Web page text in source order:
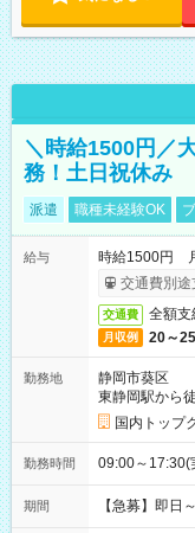
＼時給1500円／
務！土日祝休み
派遣 職種未経験OK
給与
時給1500円
交通費別途
交通費 全額支
月収例 20～
勤務地
静岡市葵区
東静岡駅から
国内トップ
勤務時間 09:00～
期間 【急募】即